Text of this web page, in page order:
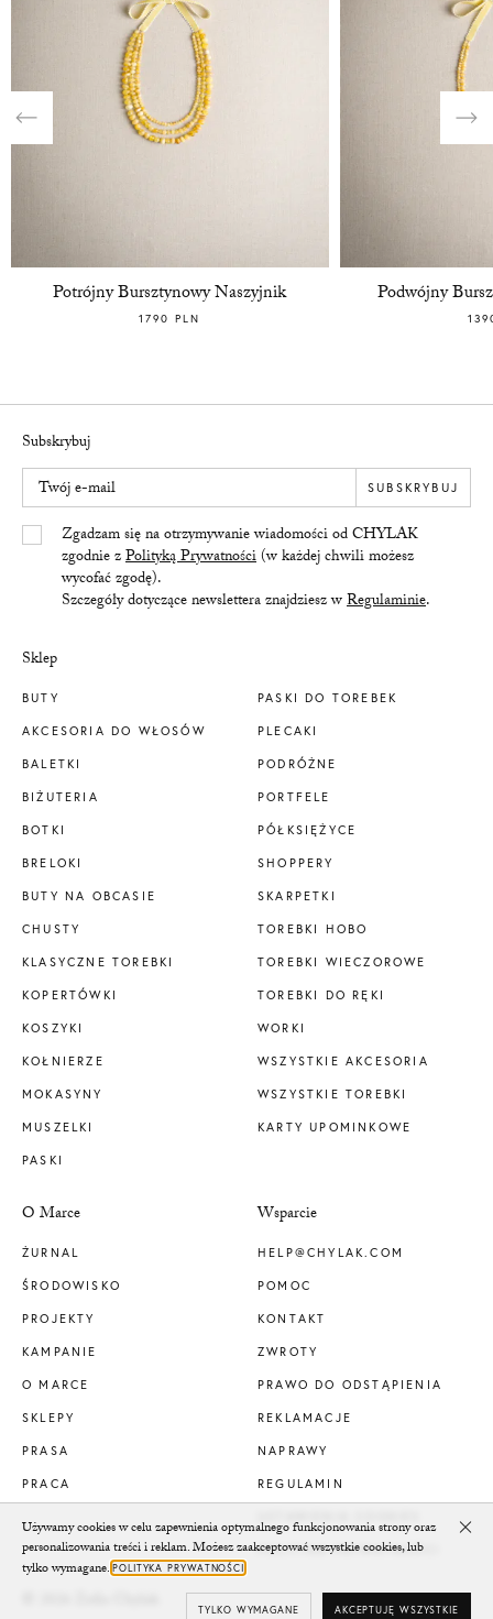
Potrójny Bursztynowy Naszyjnik
1790 PLN
Podwójny
Sklep
BUTY
AKCESORIA DO WŁOSÓW
BALETKI
BIŻUTERIA
BOTKI
BRELOKI
BUTY NA OBCASIE
CHUSTY
KLASYCZNE TOREBKI
KOPERTÓWKI
KOSZYKI
KOŁNIERZE
MOKASYNY
MUSZELKI
PASKI
PASKI DO TOREBEK
PLECAKI
PODRÓŻNE
PORTFELE
PÓŁKSIĘŻYCE
SHOPPERY
SKARPETKI
TOREBKI HOBO
TOREBKI WIECZOROWE
TOREBKI DO RĘKI
WORKI
WSZYSTKIE AKCESORIA
WSZYSTKIE TOREBKI
KARTY UPOMINKOWE
O Marce
ŻURNAL
ŚRODOWISKO
PROJEKTY
KAMPANIE
O MARCE
SKLEPY
PRASA
PRACA
Wsparcie
HELP@CHYLAK.COM
POMOC
KONTAKT
ZWROTY
PRAWO DO ODSTĄPIENIA
REKLAMACJE
NAPRAWY
REGULAMIN
POLITYKA PRYWATNOŚCI
Subskrybuj
Twój e-mail
Yes/TakZgadzam się na otrzymywanie wiadomości od CHYLAK
zgodnie zPolityką Prywatności(w każdej chwili możesz
wycofać zgodę).
Szczegóły dotyczące newslettera znajdziesz wRegulaminie.
SUBSKRYBUJ
Używamy cookies w celu zapewnienia optymalnego funkcjonowania strony oraz
personalizowania treści i reklam. Możesz zaakceptować wszystkie cookies, lub
tylko wymagane.POLITYKA PRYWATNOŚCI
AKCEPTUJĘ WSZYSTKIE
TYLKO WYMAGANE